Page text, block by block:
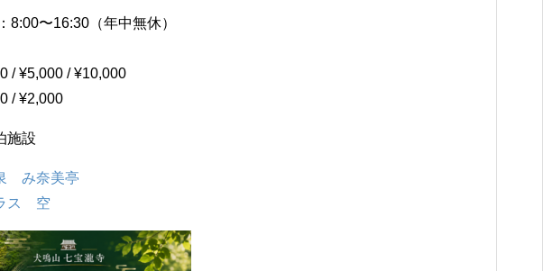
8:00〜16:30（年中無休）
/ ¥5,000 / ¥10,000
/ ¥2,000
施設
み奈美亭
ス 空